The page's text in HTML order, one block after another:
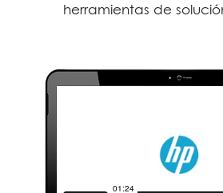
herramientas de